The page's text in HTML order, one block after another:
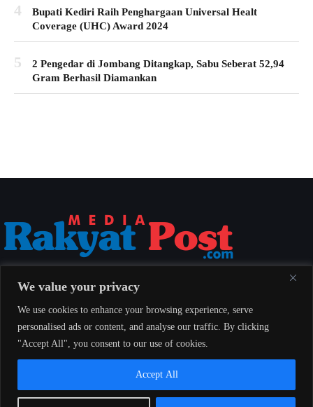
We value your privacy
We use cookies to enhance your browsing experience, serve
personalised ads or content, and analyse our traffic. By clicking
"Accept All", you consent to our use of cookies.
Accept All
4
Bupati Kediri Raih Penghargaan Universal Healt
Coverage (UHC) Award 2024
5
2 Pengedar di Jombang Ditangkap, Sabu Seberat 52,94
Gram Berhasil Diamankan
berimbang untuk seluruh masyarakat Indonesia.
Redaksi Pedoman Pemberitaan Media Siber
© 2026 Media Rakyat Post — Seluruh hak cipta dilindungi undang-